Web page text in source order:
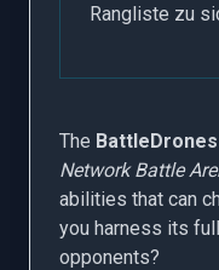
Rangliste zu
The BattleDrones
Network Battle
abilities that can
you harness its
opponents?